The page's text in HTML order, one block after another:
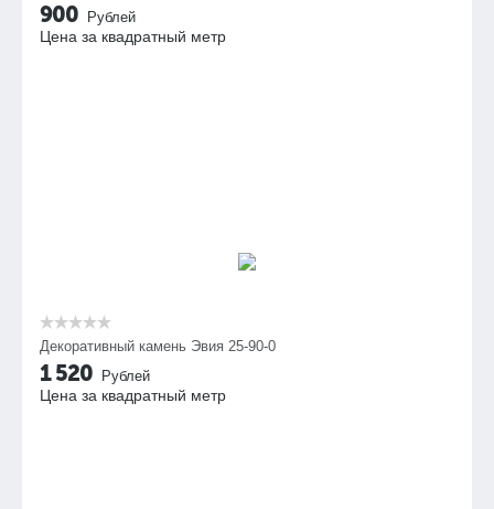
900 Рублей
Цена за квадратный метр
Декоративный камень Эвия 25-90-0
1 520 Рублей
Цена за квадратный метр